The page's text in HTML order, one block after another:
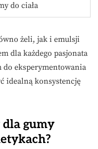
do ciała
żeli, jak i emulsji
dla każdego pasjonata
eksperymentowania
idealną konsystencję
gumy